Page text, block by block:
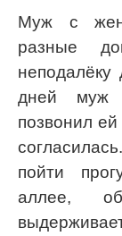
Муж с
разные
неподалёку
дней муж
позвонил
пойти
аллее,